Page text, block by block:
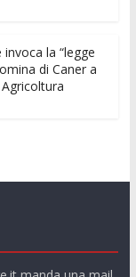
la “legge
di Caner a